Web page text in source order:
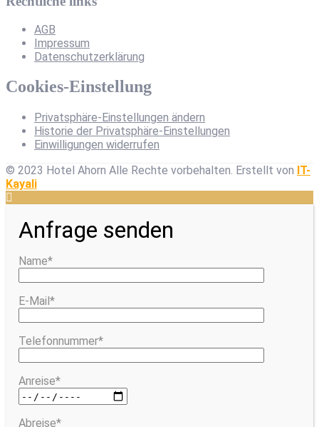
AGB
Impressum
Datenschutzerklärung
Cookies-Einstellung
Privatsphäre-Einstellungen ändern
Historie der Privatsphäre-Einstellungen
Einwilligungen widerrufen
© 2023 Hotel Ahorn Alle Rechte vorbehalten. Erstellt von IT-
Kayali
Anfrage senden
Name*
E-Mail*
Telefonnummer*
Anreise*
Abreise*